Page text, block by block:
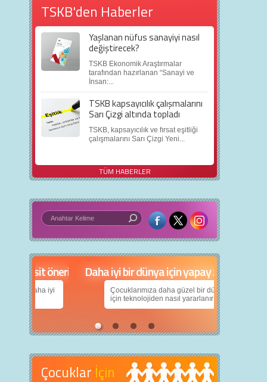
TSKB'den Haberler
Yaşlanan nüfus sanayiyi nasıl
değiştirecek?
TSKB Ekonomik Araştırmalar
tarafından hazırlanan “Sanayi ve
İnsan:...
TSKB kapsayıcılık çalışmalarını
Sarı Çizgi altında topladı
TSKB, kapsayıcılık ve fırsat eşitliği
çalışmalarını Sarı Çizgi Yeni...
TÜM HABERLER
5 basit öneri
daha iyi
Daha iyi bir dünya için yapay zekâ
Çocuklarımıza daha güzel bir dünya bırakabilmek
için teknolojiden nasıl yararlanırız?
Çocuklar İçin